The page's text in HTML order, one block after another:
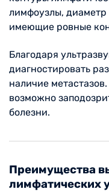
лимфоузлы,
имеющие ровные
Благодаря
диагностировать
наличие
возможно
болезни.
Преимущества
лимфатических